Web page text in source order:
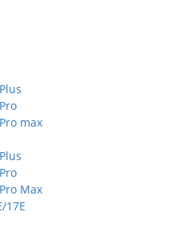
max
Max
17E